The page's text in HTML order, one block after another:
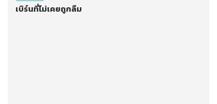
เบิร์นที่ไม่เคยถูกลืม